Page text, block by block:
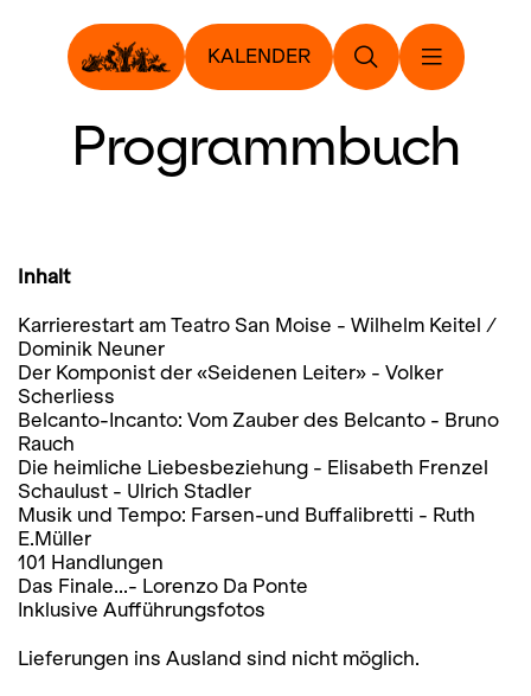
KALENDER
Programmbuch
Inhalt
Karrierestart am Teatro San Moise - Wilhelm Keitel /
Dominik Neuner
Der Komponist der «Seidenen Leiter» - Volker
Scherliess
Belcanto-Incanto: Vom Zauber des Belcanto - Bruno
Rauch
Die heimliche Liebesbeziehung - Elisabeth Frenzel
Schaulust - Ulrich Stadler
Musik und Tempo: Farsen-und Buffalibretti - Ruth
E.Müller
101 Handlungen
Das Finale...- Lorenzo Da Ponte
Inklusive Aufführungsfotos
Lieferungen ins Ausland sind nicht möglich.